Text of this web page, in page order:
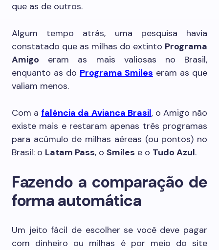
que as de outros.
Algum tempo atrás, uma pesquisa havia
constatado que as milhas do extinto Programa
Amigo eram as mais valiosas no Brasil,
enquanto as do Programa Smiles eram as que
valiam menos.
Com a falência da Avianca Brasil, o Amigo não
existe mais e restaram apenas três programas
para acúmulo de milhas aéreas (ou pontos) no
Brasil: o Latam Pass, o Smiles e o Tudo Azul.
Fazendo a comparação de
forma automática
Um jeito fácil de escolher se você deve pagar
com dinheiro ou milhas é por meio do site